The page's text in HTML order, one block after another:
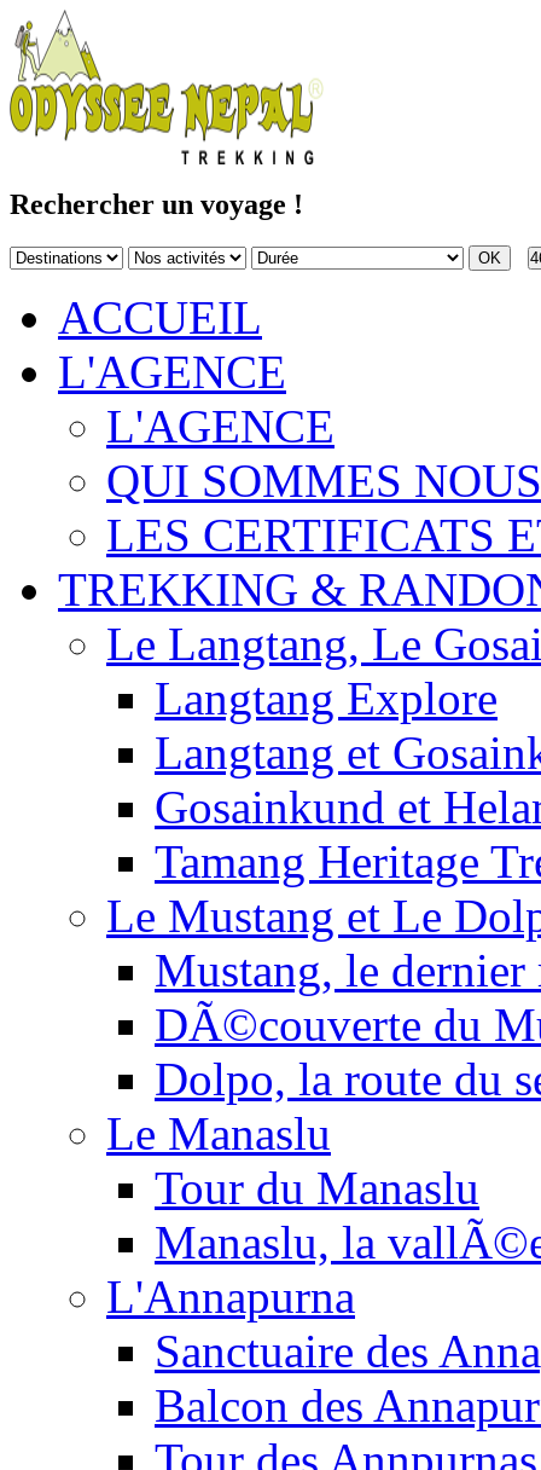
Rechercher un voyage !
ACCUEIL
L'AGENCE
L'AGENCE
QUI SOMMES
LES CERTIFICATS
TREKKING &
Le Langtang, Le
Langtang Explore
Langtang et
Gosainkund et
Tamang Heritage
Le Mustang et Le
Mustang, le
DÃ©couverte du
Dolpo, la route du
Le Manaslu
Tour du Manaslu
Manaslu, la
L'Annapurna
Sanctuaire des
Balcon des
Tour des Annpurnas